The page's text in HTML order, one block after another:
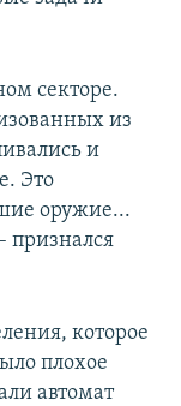
секторе.
из
и
Это
оружие...
признался
которое
плохое
автомат